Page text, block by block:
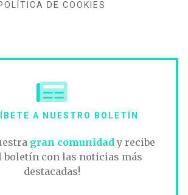
DE COOKIES
A NUESTRO BOLETÍN
gran comunidad y recibe
boletín con las noticias más
destacadas!